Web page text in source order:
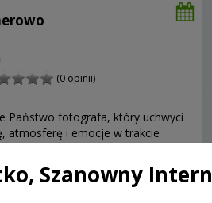
(0 opinii)
Państwo fotografa, który uchwyci
atmosferę i emocje w trakcie
gwarantuję Państwu wspaniałą
wspomnienia o tym
Szanowny